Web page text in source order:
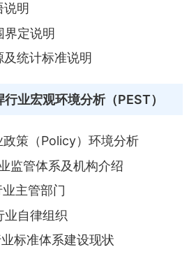
说明
界定说明
统计标准说明
行业宏观环境分析（PEST）
政策（Policy）环境分析
监管体系及机构介绍
业主管部门
业自律组织
标准体系建设现状